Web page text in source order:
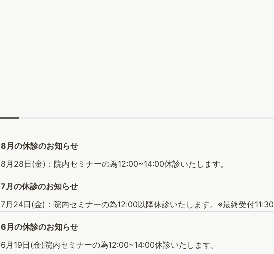
8月の休診のお知らせ
8月28日(金)：院内セミナーの為12:00~14:00休診いたします。
7月の休診のお知らせ
7月24日(金)：院内セミナーの為12:00以降休診いたします。※最終受付11:30
6月の休診のお知らせ
6月19日(金)院内セミナーの為12:00~14:00休診いたします。